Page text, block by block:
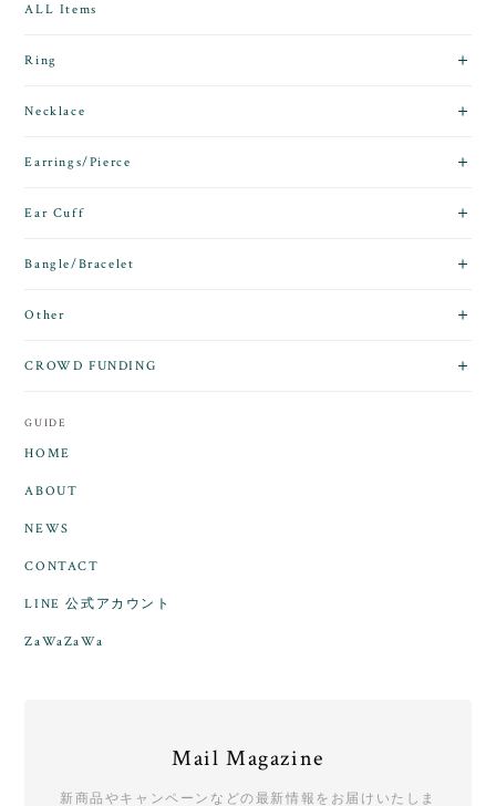
ALL Items
Ring
Necklace
Earrings/Pierce
Ear Cuff
Bangle/Bracelet
Other
CROWD FUNDING
GUIDE
HOME
ABOUT
NEWS
CONTACT
LINE 公式アカウント
ZaWaZaWa
Mail Magazine
新商品やキャンペーンなどの最新情報をお届けいたしま